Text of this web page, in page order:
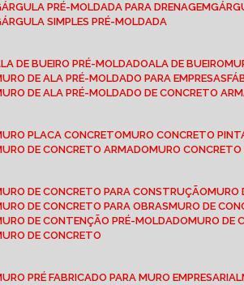
GÁRGULA PRÉ-MOLDADA PARA DRENAGEM
GÁRGULA SIMPLES PRÉ-MOLDADA
ALA DE BUEIRO PRÉ-MOLDADO ALA DE BUEIRO
MURO DE ALA PRÉ-MOLDADO PARA EMPRESAS
MURO DE ALA PRÉ-MOLDADO DE CONCRETO
MURO PLACA CONCRETO
MURO CONCRETO
MURO DE CONCRETO ARMADO
MURO
MURO DE CONCRETO PARA CONSTRUÇÃO
MURO DE CONCRETO PARA OBRAS
MURO DE
MURO DE CONTENÇÃO PRÉ-MOLDADO
MURO
MURO DE CONCRETO
MURO PRÉ FABRICADO PARA MURO EMPRESARIAL